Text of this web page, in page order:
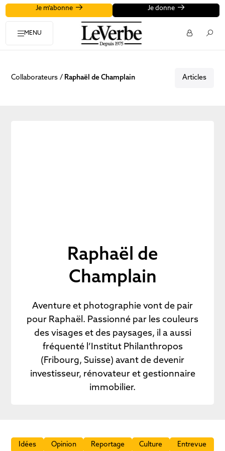
Je m'abonne Je donne
MENU
Collaborateurs Raphaël de Champlain Articles
Raphaël de
Champlain
Aventure et photographie vont de pair
pour Raphaël. Passionné par les couleurs
des visages et des paysages, il a aussi
fréquenté l’Institut Philanthropos
(Fribourg, Suisse) avant de devenir
investisseur, rénovateur et gestionnaire
immobilier.
Idées Opinion Reportage Culture
Entrevue